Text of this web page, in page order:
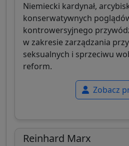
Niemiecki kardynał,
konserwatywnych
kontrowersyjnego
w zakresie zarządzania
seksualnych i sprzeciwu
reform.
Zobacz
Reinhard Marx